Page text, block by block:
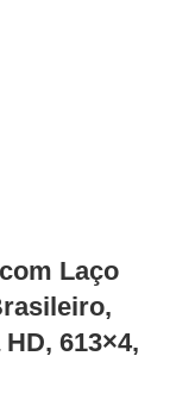
Laço
613×4,